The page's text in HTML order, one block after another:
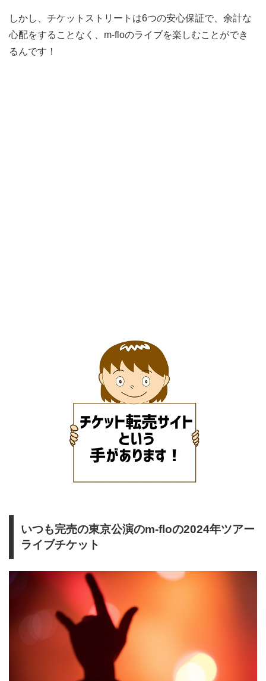
しかし、チケットストリートは6つの安心保証で、余計な
心配をすることなく、m-floのライブを楽しむことができ
るんです！
いつも完売の東京公演のm-floの2024年ツアー
ライブチケット